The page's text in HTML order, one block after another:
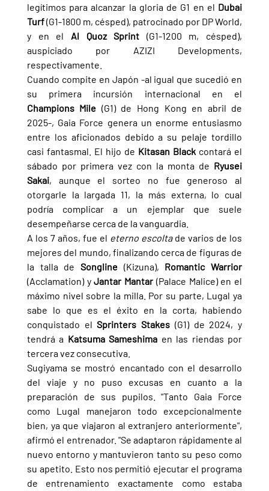
legítimos para alcanzar la gloria de G1 en el Dubai
Turf (G1-1800 m, césped), patrocinado por DP World,
y en el Al Quoz Sprint (G1-1200 m, césped),
auspiciado por AZIZI Developments,
respectivamente.
Cuando compite en Japón -al igual que sucedió en
Champions Mile (G1) de Hong Kong en abril de
2025-, Gaia Force genera un enorme entusiasmo
entre los aficionados debido a su pelaje tordillo
casi fantasmal. El hijo de Kitasan Black contará el
sábado por primera vez con la monta de Ryusei
Sakai, aunque el sorteo no fue generoso al
otorgarle la largada 11, la más externa, lo cual
podría complicar a un ejemplar que suele
desempeñarse cerca de la vanguardia.
A los 7 años, fue el eterno escolta de varios de los
mejores del mundo, finalizando cerca de figuras de
la talla de Songline (Kizuna),
(Acclamation) y Jantar Mantar (Palace Malice) en el
máximo nivel sobre la milla. Por su parte, Lugal ya
sabe lo que es el éxito en la corta, habiendo
conquistado el Sprinters Stakes (G1) de 2024, y
tendrá a Katsuma Sameshima en las riendas por
tercera vez consecutiva.
Sugiyama se mostró encantado con el desarrollo
del viaje y no puso excusas en cuanto a la
preparación de sus pupilos. "Tanto Gaia Force
como Lugal manejaron todo excepcionalmente
bien, ya que viajaron al extranjero anteriormente",
afirmó el entrenador. "Se adaptaron rápidamente al
nuevo entorno y mantuvieron tanto su peso como
su apetito. Esto nos permitió ejecutar el programa
de entrenamiento exactamente como estaba